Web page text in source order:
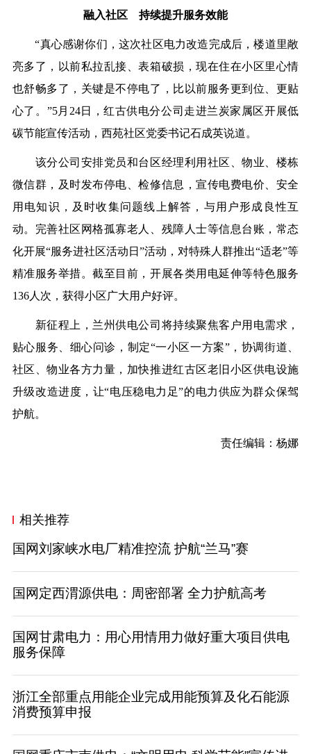
融入社区 持续提升服务效能
“真心感谢你们，这次社区电力改造完成后，楼道里敞
亮多了，以前私拉乱接、表箱破损，现在住在小区里心情
也舒畅多了，关键是不停电了，比以前服务更到位、更贴
心了。”5月24日，红古供电分公司走进兰炭家属区开展低
碳节能宣传活动，西苑社区党委书记石成英说道。
该分公司安排党员和台区经理利用社区、物业、楼栋
微信群，及时发布停电、检修信息，宣传电费电价、安全
用电知识，及时收集问题线上解答，与用户形成良性互
动。完善社区网格孤寡老人、残障人士等信息台账，常态
化开展“服务进社区活动日”活动，对特殊人群推出“适老”等
精准服务举措。截至目前，开展各类用电延伸等特色服务
136人次，获得小区广大用户好评。
新征程上，兰州供电公司将持续聚焦客户用电需求，
贴心服务、细心问诊，制定“一小区一方案”，协调街道、
社区、物业各方力量，加快推进红古区老旧小区供电设施
升级改造进度，让“电压稳电力足”的电力供应为群众保驾
护航。
责任编辑：杨娜
相关推荐
国网刘家峡水电厂精准控流 护航“兰马”赛
国网定西渭源供电：周密部署 全力护航高考
国网甘肃电力：用心用情用力做好重大项目供电
服务保障
浙江全部重点用能企业完成用能预算及化石能源
消费预算申报